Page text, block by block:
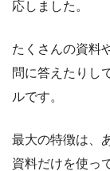
応しました。
たくさんの資料
問に答えたりし
ルです。
最大の特徴は、
資料だけを使っ